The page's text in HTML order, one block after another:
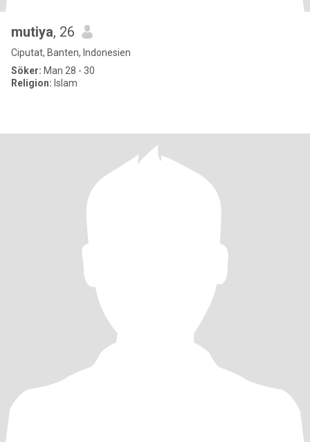
mutiya, 26
Ciputat, Banten, Indonesien
Söker: Man 28 - 30
Religion: Islam